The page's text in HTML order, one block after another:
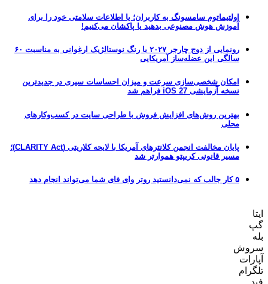
اولتیماتوم سامسونگ به کاربران؛ یا اطلاعات سلامتی خود را برای
آموزش هوش مصنوعی بدهید یا پاکشان می‌کنیم!
رونمایی از دوج چارجر ۲۰۲۷ با رنگ نوستالژیک ارغوانی به مناسبت ۶۰
سالگی این عضله‌ساز آمریکایی
امکان شخصی‌سازی سرعت و میزان احساسات سیری در جدیدترین
نسخه آزمایشی iOS 27 فراهم شد
بهترین روش‌های افزایش فروش با طراحی سایت در کسب‌وکارهای
محلی
پایان مخالفت انجمن کلانترهای آمریکا با لایحه کلاریتی (CLARITY Act)؛
مسیر قانونی کریپتو هموارتر شد
۵ کار جالب که نمی‌دانستید روتر وای فای شما می‌تواند انجام دهد
ایتا
گپ
بله
سروش
آپارات
تلگرام